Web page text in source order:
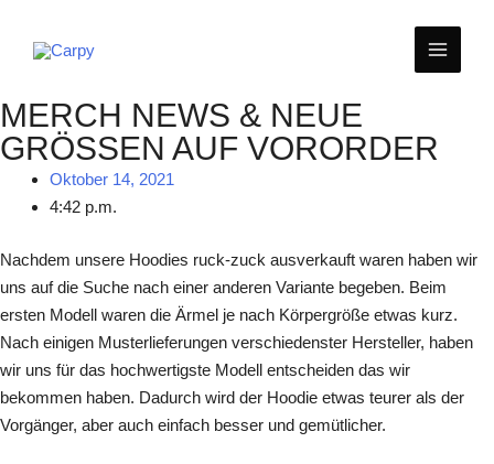
Inhalt
MAIN
MERCH NEWS & NEUE
GRÖSSEN AUF VORORDER
Oktober 14, 2021
4:42 p.m.
Nachdem unsere Hoodies ruck-zuck ausverkauft waren haben wir
uns auf die Suche nach einer anderen Variante begeben. Beim
ersten Modell waren die Ärmel je nach Körpergröße etwas kurz.
Nach einigen Musterlieferungen verschiedenster Hersteller, haben
wir uns für das hochwertigste Modell entscheiden das wir
bekommen haben. Dadurch wird der Hoodie etwas teurer als der
Vorgänger, aber auch einfach besser und gemütlicher.